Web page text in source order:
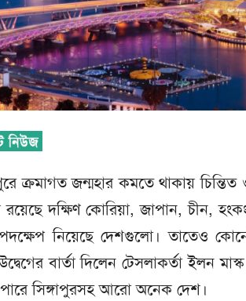
ক্রমাগত জন্মহার কমতে থাকায়
রয়েছে দক্ষিণ কোরিয়া, জাপান, চীন,
নিয়েছে দেশগুলো। তাতেও
বার্তা দিলেন টেসলাকর্তা ইলন
সিঙ্গাপুরসহ আরো অনেক দেশ।